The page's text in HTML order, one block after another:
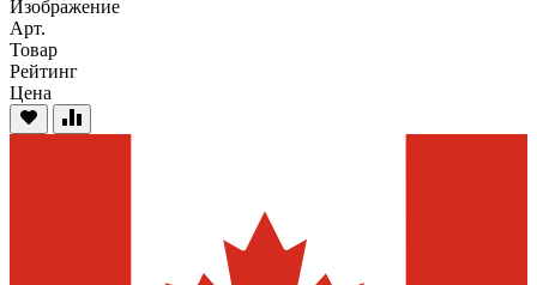
Изображение
Арт.
Товар
Рейтинг
Цена